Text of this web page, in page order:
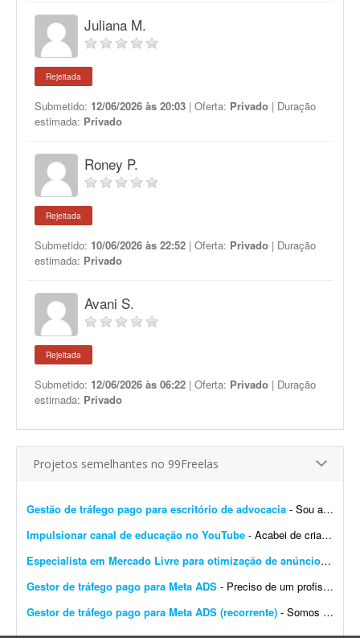
Juliana M.
Rejeitada
Submetido: 12/06/2026 às 20:03 | Oferta: Privado | Duração
estimada: Privado
Roney P.
Rejeitada
Submetido: 10/06/2026 às 22:52 | Oferta: Privado | Duração
estimada: Privado
Avani S.
Rejeitada
Submetido: 12/06/2026 às 06:22 | Oferta: Privado | Duração
estimada: Privado
Projetos semelhantes no 99Freelas
Gestão de tráfego pago para escritório de advocacia - Sou advogada e estou iniciando meu escritório. Procuro freelancer de tráfego pago, não agência, para começarmos pequeno e crescermos juntos conforme os resultados ...
Impulsionar canal de educação no YouTube - Acabei de criar um canal de educação no YouTube e preciso de ajuda para impulsionar o canal e os vídeos que serão publicados. O canal foi criado esta semana e possui 1 v...
Especialista em Mercado Livre para otimização de anúncios-
Gestor de tráfego pago para Meta ADS - Preciso de um profissional para criar e otimizar campanhas de tráfego pago no Instagram e Facebook (Meta Ads), focadas em geração de clientes para psicopedagogia e consultoria ...
Gestor de tráfego pago para Meta ADS (recorrente) - Somos uma agência de marketing digital e buscamos um(a) gestor(a) de tráfego pago especialista em Meta Ads (Facebook e Instagram) para atuar conosco de forma recorrente e contín...